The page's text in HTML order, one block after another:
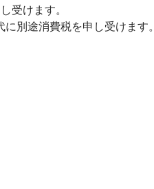
受けます。
別途消費税を申し受けます。